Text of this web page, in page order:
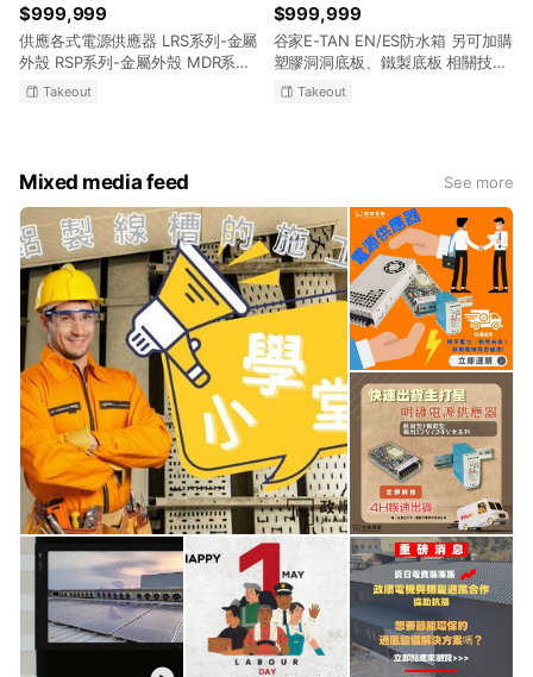
$999,999
供應各式電源供應器 LRS系列-金屬
外殼 RSP系列-金屬外殼 MDR系列-
軌道式 EDR系列-軌道式 相關技術
0382 服務時間:星期一至星期五
AM 8:00~12:00 & PM 1:00~5:00
政順電機,專營各式電機材料
Takeout
$999,999
谷家E-TAN EN/ES防水箱 另可加購
塑膠洞洞底板、鐵製底板 相關技術
洽談、規劃應用, 歡迎來電或來信詢
1:00~5:00 政順電機,專營各式電機
材料
Takeout
Mixed media feed See more